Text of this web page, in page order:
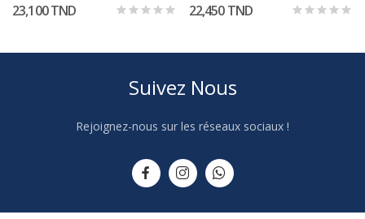
23,100 TND 22,450 TND
Suivez Nous
Rejoignez-nous sur les réseaux sociaux !